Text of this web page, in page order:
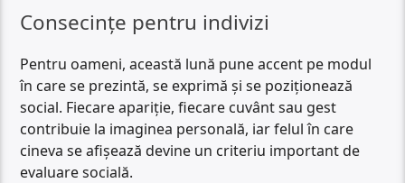
Consecințe pentru indivizi
Pentru oameni, această lună pune accent pe modul
în care se prezintă, se exprimă și se poziționează
social. Fiecare apariție, fiecare cuvânt sau gest
contribuie la imaginea personală, iar felul în care
cineva se afișează devine un criteriu important de
evaluare socială.